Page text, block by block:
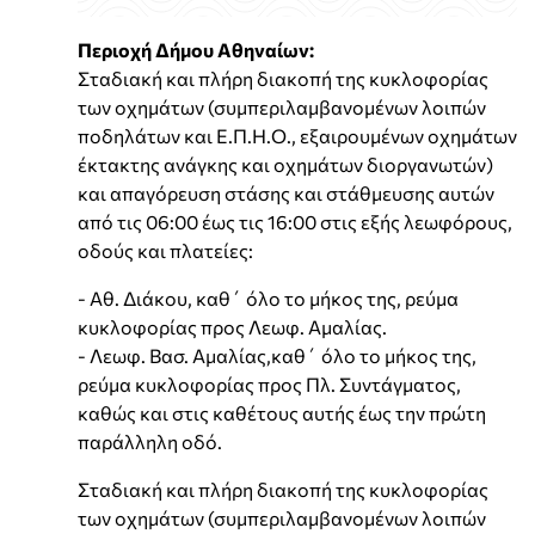
Περιοχή Δήμου Αθηναίων:
Σταδιακή και πλήρη διακοπή της κυκλοφορίας
των οχημάτων (συμπεριλαμβανομένων λοιπών
ποδηλάτων και Ε.Π.Η.Ο., εξαιρουμένων οχημάτων
έκτακτης ανάγκης και οχημάτων διοργανωτών)
και απαγόρευση στάσης και στάθμευσης αυτών
από τις 06:00 έως τις 16:00 στις εξής λεωφόρους,
οδούς και πλατείες:
- Αθ. Διάκου, καθ΄ όλο το μήκος της, ρεύμα
κυκλοφορίας προς Λεωφ. Αμαλίας.
- Λεωφ. Βασ. Αμαλίας,καθ΄ όλο το μήκος της,
ρεύμα κυκλοφορίας προς Πλ. Συντάγματος,
καθώς και στις καθέτους αυτής έως την πρώτη
παράλληλη οδό.
Σταδιακή και πλήρη διακοπή της κυκλοφορίας
των οχημάτων (συμπεριλαμβανομένων λοιπών